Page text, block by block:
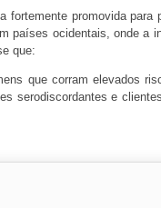
promovida
países ocidentais, onde a
que:
que corram elevados
serodiscordantes e